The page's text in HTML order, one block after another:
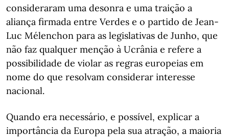
consideraram uma desonra e uma traição a
aliança firmada entre Verdes e o partido de Jean-
Luc Mélenchon para as legislativas de Junho, que
não faz qualquer menção à Ucrânia e refere a
possibilidade de violar as regras europeias em
nome do que resolvam considerar interesse
nacional.
Quando era necessário, e possível, explicar a
importância da Europa pela sua atração, a maioria